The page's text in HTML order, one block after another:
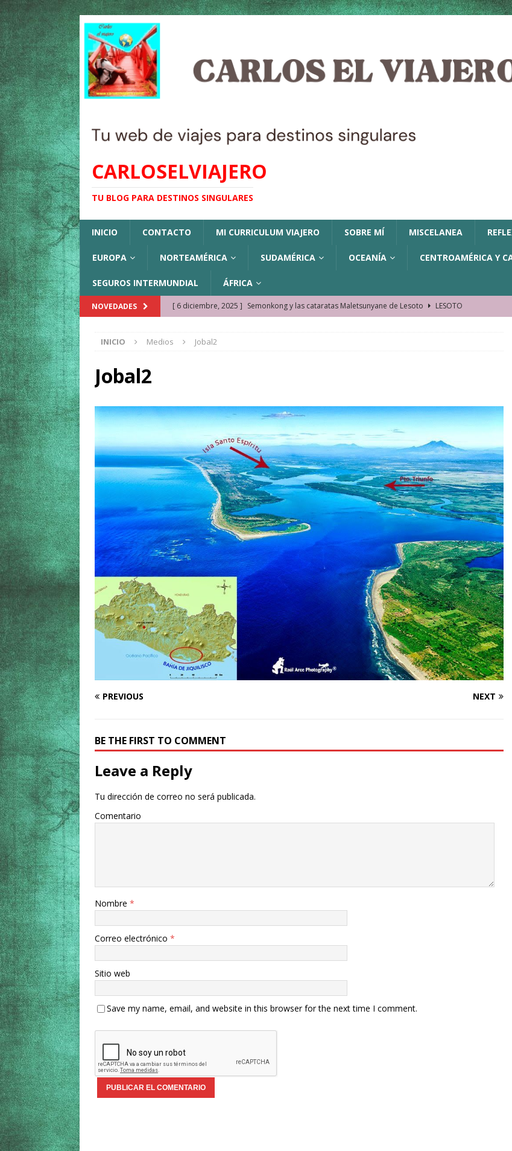
CARLOSELVIAJERO
TU BLOG PARA DESTINOS SINGULARES
INICIO CONTACTO MI CURRICULUM VIAJERO SOBRE MÍ MISCELANEA
EUROPA NORTEAMÉRICA SUDAMÉRICA OCEANÍA CENTROAMÉRICA Y
SEGUROS INTERMUNDIAL ÁFRICA
NOVEDADES [ 6 diciembre, 2025 ] Semonkong y las cataratas Maletsunyane de Lesoto
LESOTO
KAZAJISTÁN
[ 9 octubre, 2025 ] JAMAICA. La historia de la misteriosa avioneta de la playa
JAMAICA
[ 27 septiembre, 2025 ] Cómo moverse en Seychelles de manera sostenible
SEYCHELLES
[ 3 agosto, 2025 ] Qué ver en Manama. La capital de Baréin
BARÉIN
[ 15 marzo, 2026 ] Ela Nguema. El barrio más castizo de Malabo GUINEA ECUATORIAL
INICIO Medios Jobal2
Jobal2
PREVIOUS NEXT
BE THE FIRST TO COMMENT
Leave a Reply
Tu dirección de correo no será publicada.
Comentario
Nombre *
Correo electrónico *
Sitio web
Save my name, email, and website in this browser for the next time I comment.